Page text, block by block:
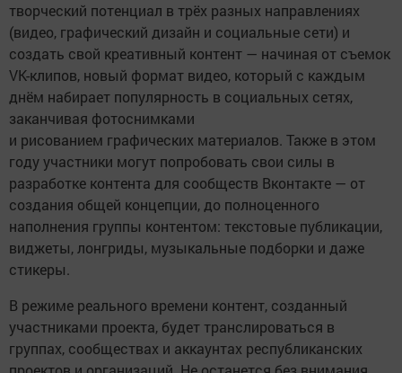
творческий потенциал в трёх разных направлениях
(видео, графический дизайн и социальные сети) и
создать свой креативный контент — начиная от съемок
VK-клипов, новый формат видео, который с каждым
днём набирает популярность в социальных сетях,
заканчивая фотоснимками
и рисованием графических материалов. Также в этом
году участники могут попробовать свои силы в
разработке контента для сообществ Вконтакте — от
создания общей концепции, до полноценного
наполнения группы контентом: текстовые публикации,
виджеты, лонгриды, музыкальные подборки и даже
стикеры.
В режиме реального времени контент, созданный
участниками проекта, будет транслироваться в
группах, сообществах и аккаунтах республиканских